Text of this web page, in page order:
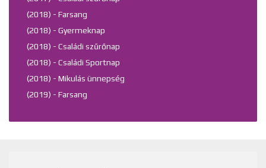
(2018) - Farsang
(2018) - Gyermeknap
(2018) - Családi szűrőnap
(2018) - Családi Sportnap
(2018) - Mikulás ünnepség
(2019) - Farsang